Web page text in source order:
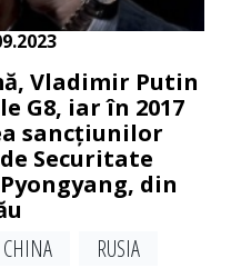
Vladimir Putin
G8, iar în 2017
sancțiunilor
Securitate
din
CHINA
RUSIA